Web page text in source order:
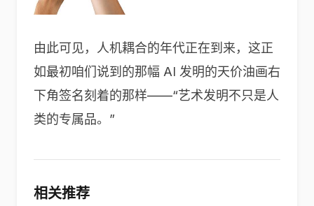
由此可见，人机耦合的年代正在到来，这正
如最初咱们说到的那幅 AI 发明的天价油画右
下角签名刻着的那样——“艺术发明不只是人
类的专属品。”
相关推荐